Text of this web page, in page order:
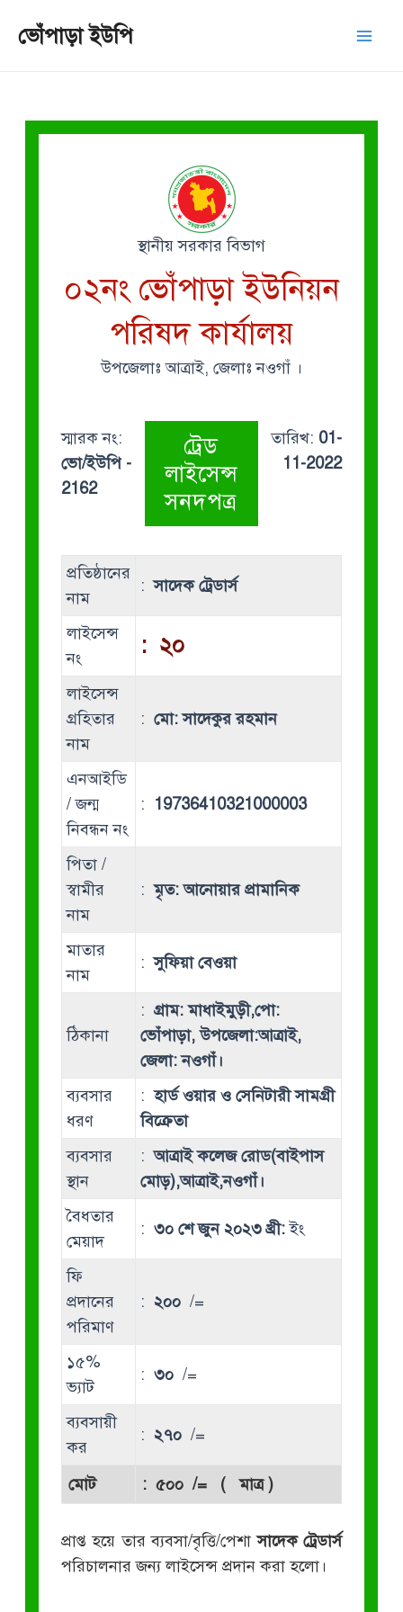
ভোঁপাড়া ইউপি
স্থানীয় সরকার বিভাগ
০২নং ভোঁপাড়া ইউনিয়ন
পরিষদ কার্যালয়
উপজেলাঃ আত্রাই, জেলাঃ নওগাঁ ।
স্মারক নং:
ভো/ইউপি -
2162
ট্রেড
লাইসেন্স
সনদপত্র
তারিখ: 01-
11-2022
প্রতিষ্ঠানের
নাম
:সাদেক ট্রেডার্স
লাইসেন্স
নং
: ২০
লাইসেন্স
গ্রহিতার
নাম
: মো: সাদেকুর রহমান
এনআইডি
/ জন্ম
নিবন্ধন নং
: 19736410321000003
পিতা /
স্বামীর
নাম
:মৃত: আনোয়ার প্রামানিক
মাতার
নাম
:সুফিয়া বেওয়া
ঠিকানা
: গ্রাম: মাধাইমুড়ী,পো:
ভোঁপাড়া, উপজেলা:আত্রাই,
জেলা: নওগাঁ।
ব্যবসার
ধরণ
:হার্ড ওয়ার ও সেনিটারী সামগ্রী
বিক্রেতা
ব্যবসার
স্থান
:আত্রাই কলেজ রোড(বাইপাস
মোড়),আত্রাই,নওগাঁ।
বৈধতার
মেয়াদ
: ৩০ শে জুন ২০২৩ খ্রী:ইং
ফি
প্রদানের
পরিমাণ
: ২০০/=
১৫%
ভ্যাট
: ৩০/=
ব্যবসায়ী
কর
: ২৭০/=
মোট : ৫০০/= ( মাত্র )
প্রাপ্ত হয়ে তার ব্যবসা/বৃত্তি/পেশাসাদেক ট্রেডার্স
পরিচালনার জন্য লাইসেন্স প্রদান করা হলো।